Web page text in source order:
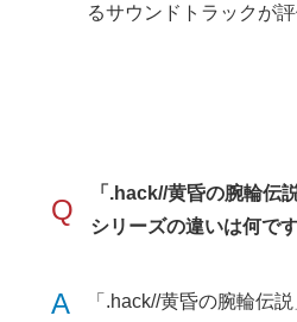
るサウンドトラックが
Q
「.hack//黄昏の腕輪伝
シリーズの違いは何で
A
「.hack//黄昏の腕輪伝